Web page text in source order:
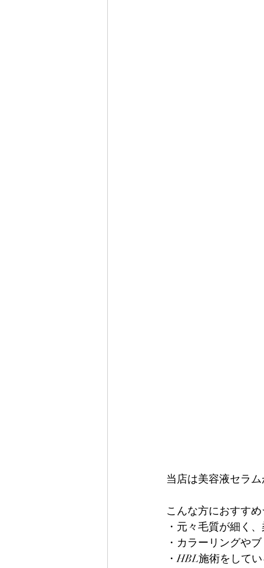
当店は美容液セラ
こんな方におすす
・元々毛質が細く
・カラーリングや
・HBL施術をして